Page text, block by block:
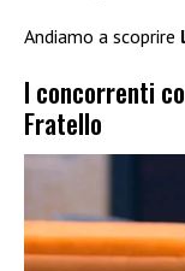
Andiamo a scoprire
I concorrenti
Fratello